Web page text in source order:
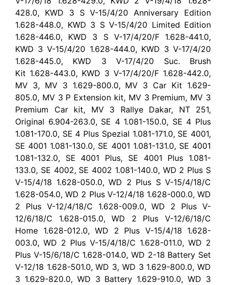
428.0, KWD 3 S V-15/4/20 Anniversary Edition
1.628-448.0, KWD 3 S V-15/4/20 Limited Edition
1.628-446.0, KWD 3 S V-17/4/20/F 1.628-441.0,
KWD 3 V-15/4/20 1.628-444.0, KWD 3 V-17/4/20
1.628-445.0, KWD 3 V-17/4/20 Suc. Brush
Kit 1.628-443.0, KWD 3 V-17/4/20/F 1.628-442.0,
MV 3, MV 3 1.629-800.0, MV 3 Car Kit 1.629-
805.0, MV 3 P Extension kit, MV 3 Premium, MV 3
Premium Car kit, MV 3 Rallye Dakar, NT 251,
Original 6.904-263.0, SE 4 1.081-150.0, SE 4 Plus
1.081-170.0, SE 4 Plus Spezial 1.081-171.0, SE 4001,
SE 4001 1.081-130.0, SE 4001 1.081-131.0, SE 4001
1.081-132.0, SE 4001 Plus, SE 4001 Plus 1.081-
133.0, SE 4002, SE 4002 1.081-140.0, WD 2 Plus S
V-15/4/18 1.628-050.0, WD 2 Plus S V-15/4/18/C
1.628-054.0, WD 2 Plus V-12/4/18 1.628-000.0, WD
2 Plus V-12/4/18/C 1.628-009.0, WD 2 Plus V-
12/6/18/C 1.628-015.0, WD 2 Plus V-12/6/18/C
Home 1.628-012.0, WD 2 Plus V-15/4/18 1.628-
003.0, WD 2 Plus V-15/4/18/C 1.628-011.0, WD 2
Plus V-15/6/18/C 1.628-014.0, WD 2-18 Battery Set
V-12/18 1.628-501.0, WD 3, WD 3 1.629-800.0, WD
3 1.629-820.0, WD 3 Battery 1.629-910.0, WD 3